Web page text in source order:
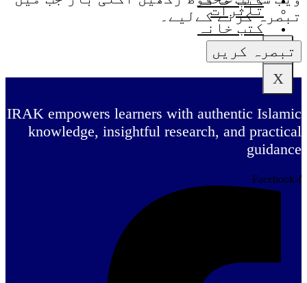
X
تاثرات
کتب خانہ
X
تبصرہ کرنے کےلیے۔
IRAK empowers learners with authentic Islamic
knowledge, insightful research, and practical
guidance
Facebook-f